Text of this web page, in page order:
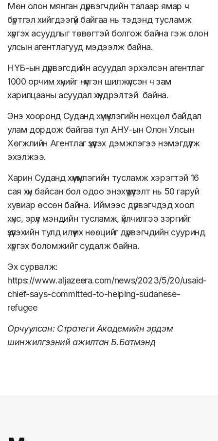
Мөн олон мянган дүрвэгчдийн талаар ямар ч
бүртгэл хийгдээгүй байгаа нь тэдэнд тусламж
хүргэх асуудлыг төвөгтэй болгож байна гэж олон
улсын агентлагууд мэдээлж байна.
НҮБ-ын дүрвэгсдийн асуудал эрхэлсэн агентлаг
1000 орчим хүнийг нүүлгэн шилжүүлсэн ч зам
харилцааны асуудал хүндрэлтэй байна.
Энэ хооронд Суданд хүмүүнлэгийн нөхцөл байдал
улам дордож байгаа тул АНУ-ын Олон Улсын
Хөгжлийн Агентлаг үзүүлэх дэмжлэгээ нэмэгдүүлж
эхэлжээ.
Харин Суданд хүмүүнлэгийн тусламж хэрэгтэй 16
сая хүн байсан бол одоо энэхүү үзүүлэлт нь 50 гаруй
хувиар өссөн байна. Иймээс дүрвэгчдэд хоол
хүнс, эрүүл мэндийн тусламж, үйлчилгээ зэргийг
үзүүлэхийн тулд илүү их нөөцийг дүрвэгчдийн сууринд
хүргэх боломжийг судалж байна.
Эх сурвалж:
https://www.aljazeera.com/news/2023/5/20/usaid-
chief-says-committed-to-helping-sudanese-
refugee
Орчуулсан: Стратеги Академийн эрдэм
шинжилгээний ажилтан Б.Батмэнд